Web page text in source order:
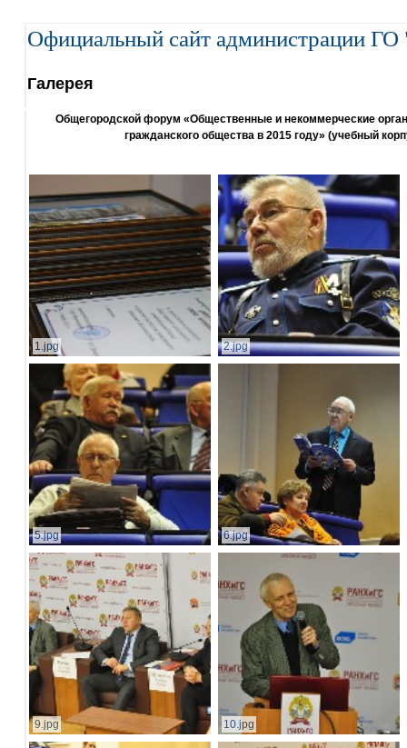
Официальный сайт администрации ГО
Галерея
Общегородской форум «Общественные и некоммерческие
гражданского общества в 2015 году» (учебный
1.jpg 2.jpg
5.jpg 6.jpg
9.jpg 10.jpg